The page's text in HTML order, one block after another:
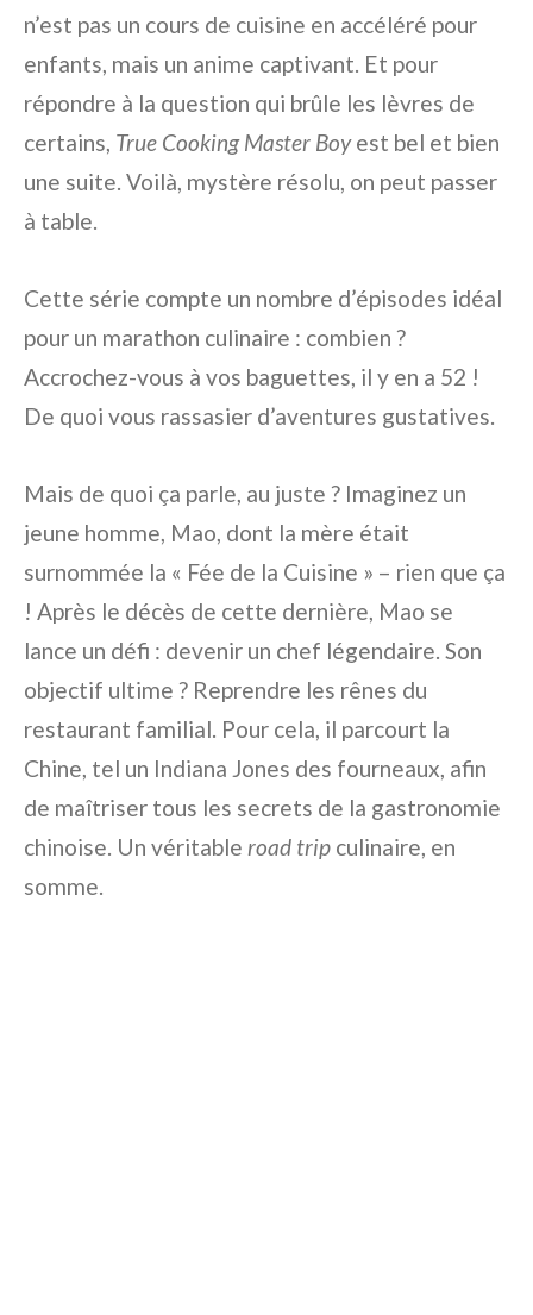
n’est pas un cours de cuisine en accéléré pour
enfants, mais un anime captivant. Et pour
répondre à la question qui brûle les lèvres de
certains, True Cooking Master Boyest bel et bien
une suite. Voilà, mystère résolu, on peut passer
à table.
Cette série compte un nombre d’épisodes idéal
pour un marathon culinaire : combien ?
Accrochez-vous à vos baguettes, il y en a 52 !
De quoi vous rassasier d’aventures gustatives.
Mais de quoi ça parle, au juste ? Imaginez un
jeune homme, Mao, dont la mère était
surnommée la « Fée de la Cuisine » – rien que ça
! Après le décès de cette dernière, Mao se
lance un défi : devenir un chef légendaire. Son
objectif ultime ? Reprendre les rênes du
restaurant familial. Pour cela, il parcourt la
Chine, tel un Indiana Jones des fourneaux, afin
de maîtriser tous les secrets de la gastronomie
chinoise. Un véritable road trip culinaire, en
somme.